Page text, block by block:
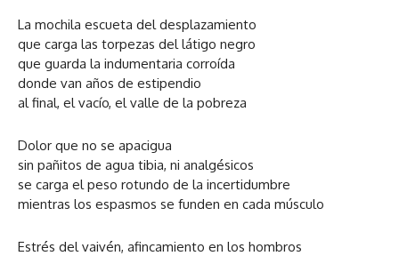
La mochila escueta del desplazamiento
que carga las torpezas del látigo negro
que guarda la indumentaria corroída
donde van años de estipendio
al final, el vacío, el valle de la pobreza
Dolor que no se apacigua
sin pañitos de agua tibia, ni analgésicos
se carga el peso rotundo de la incertidumbre
mientras los espasmos se funden en cada músculo
Estrés del vaivén, afincamiento en los hombros